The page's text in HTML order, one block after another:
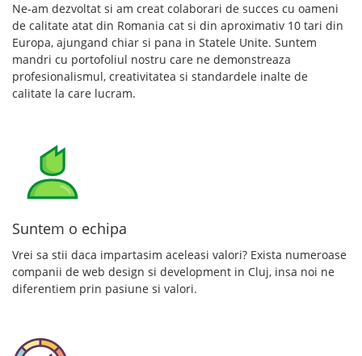
Ne-am dezvoltat si am creat colaborari de succes cu oameni
de calitate atat din Romania cat si din aproximativ 10 tari din
Europa, ajungand chiar si pana in Statele Unite. Suntem
mandri cu portofoliul nostru care ne demonstreaza
profesionalismul, creativitatea si standardele inalte de
calitate la care lucram.
Suntem o echipa
Vrei sa stii daca impartasim aceleasi valori? Exista numeroase
companii de web design si development in Cluj, insa noi ne
diferentiem prin pasiune si valori.